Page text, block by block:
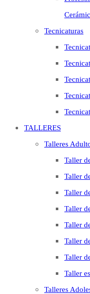
Tecnicaturas
TALLERES
Talleres
Taller
Taller
Taller
Taller
Taller
Taller
Taller
Taller
Talleres